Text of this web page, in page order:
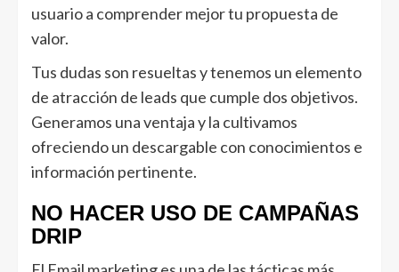
usuario a comprender mejor tu propuesta de
valor.
Tus dudas son resueltas y tenemos un elemento
de atracción de leads que cumple dos objetivos.
Generamos una ventaja y la cultivamos
ofreciendo un descargable con conocimientos e
información pertinente.
NO HACER USO DE CAMPAÑAS
DRIP